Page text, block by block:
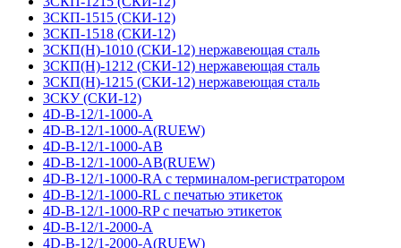
3СКП-1515 (СКИ-12)
3СКП-1518 (СКИ-12)
3СКП(Н)-1010 (СКИ-12) нержавеющая сталь
3СКП(Н)-1212 (СКИ-12) нержавеющая сталь
3СКП(Н)-1215 (СКИ-12) нержавеющая сталь
3СКУ (СКИ-12)
4D-B-12/1-1000-A
4D-B-12/1-1000-A(RUEW)
4D-B-12/1-1000-AB
4D-B-12/1-1000-AB(RUEW)
4D-B-12/1-1000-RA с терминалом-регистратором
4D-B-12/1-1000-RL с печатью этикеток
4D-B-12/1-1000-RP с печатью этикеток
4D-B-12/1-2000-A
4D-B-12/1-2000-A(RUEW)